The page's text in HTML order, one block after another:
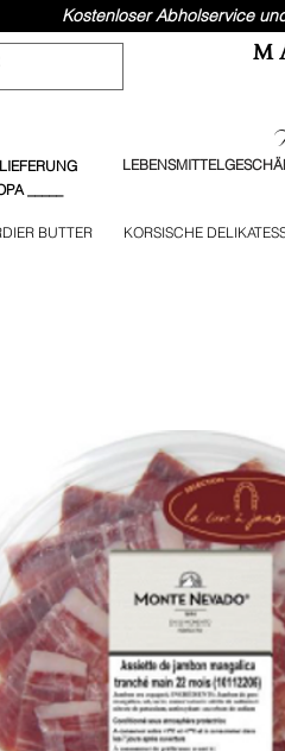
Kostenloser Abholservice
M
_____
BUTTER KORSISCHE